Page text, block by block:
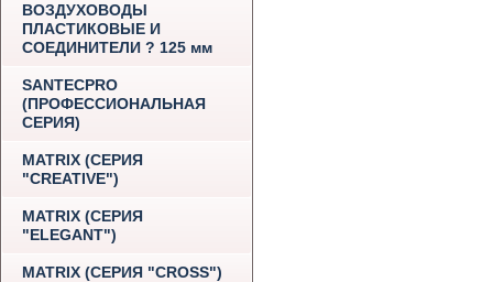
ВОЗДУХОВОДЫ
ПЛАСТИКОВЫЕ И
СОЕДИНИТЕЛИ ? 125 мм
SANTECPRO
(ПРОФЕССИОНАЛЬНАЯ
СЕРИЯ)
MATRIX (СЕРИЯ
"CREATIVE")
MATRIX (СЕРИЯ
"ELEGANT")
MATRIX (СЕРИЯ "CROSS")